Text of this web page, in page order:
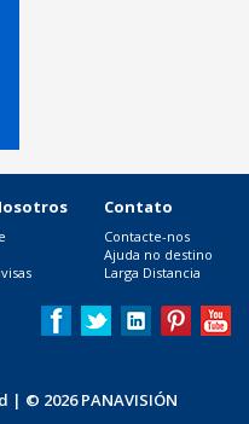
Contato
Contacte-nos
Ajuda no destino
Larga Distancia
| © 2026 PANAVISIÓN